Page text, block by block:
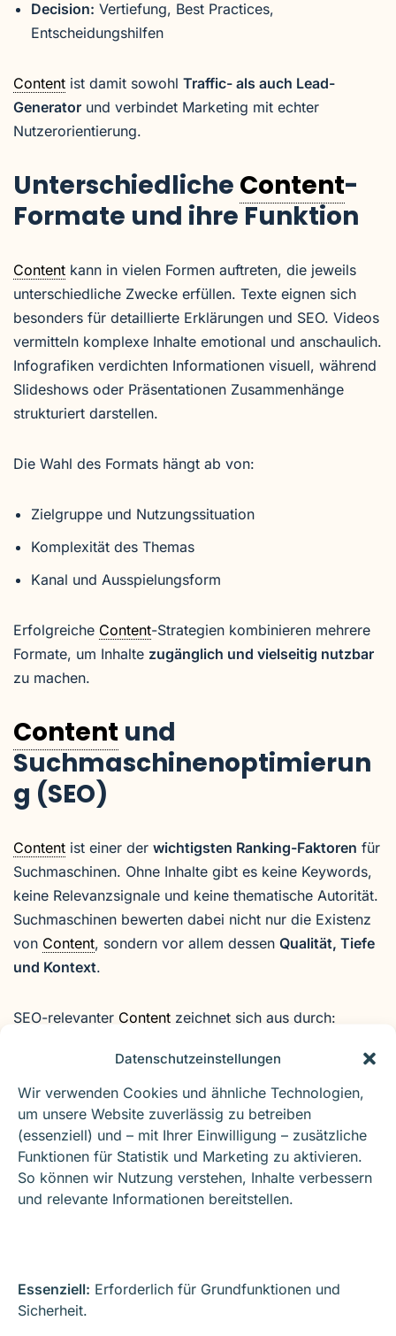
Datenschutzeinstellungen
Wir verwenden Cookies und ähnliche Technologien,
um unsere Website zuverlässig zu betreiben
(essenziell) und – mit Ihrer Einwilligung – zusätzliche
Funktionen für Statistik und Marketing zu aktivieren.
So können wir Nutzung verstehen, Inhalte verbessern
und relevante Informationen bereitstellen.
Essenziell: Erforderlich für Grundfunktionen und
Sicherheit.
Decision: Vertiefung, Best Practices,
Entscheidungshilfen
Content ist damit sowohl Traffic- als auch Lead-
Generator und verbindet Marketing mit echter
Nutzerorientierung.
Unterschiedliche Content-
Formate und ihre Funktion
Content kann in vielen Formen auftreten, die jeweils
unterschiedliche Zwecke erfüllen. Texte eignen sich
besonders für detaillierte Erklärungen und SEO. Videos
vermitteln komplexe Inhalte emotional und anschaulich.
Infografiken verdichten Informationen visuell, während
Slideshows oder Präsentationen Zusammenhänge
strukturiert darstellen.
Die Wahl des Formats hängt ab von:
Zielgruppe und Nutzungssituation
Komplexität des Themas
Kanal und Ausspielungsform
Erfolgreiche Content-Strategien kombinieren mehrere
Formate, um Inhalte zugänglich und vielseitig nutzbar
zu machen.
Content und
Suchmaschinenoptimierun
g (SEO)
Content ist einer der wichtigsten Ranking-Faktoren für
Suchmaschinen. Ohne Inhalte gibt es keine Keywords,
keine Relevanzsignale und keine thematische Autorität.
Suchmaschinen bewerten dabei nicht nur die Existenz
von Content, sondern vor allem dessen Qualität, Tiefe
und Kontext.
SEO-relevanter Content zeichnet sich aus durch:
klare thematische Fokussierung
saubere Struktur (Überschriften, Absätze)
sinnvolle interne Verlinkung
Aktualität und Pflege
Contentals Lead-Generator